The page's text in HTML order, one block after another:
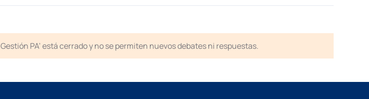
PA’ está cerrado y no se permiten nuevos debates ni respuestas.